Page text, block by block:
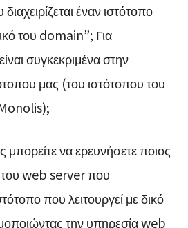
έναν ιστότοπο
του domain”; Για
συγκεκριμένα στην
μας (του ιστότοπου του
να ερευνήσετε ποιος
του web server που
που λειτουργεί με δικό
την υπηρεσία web